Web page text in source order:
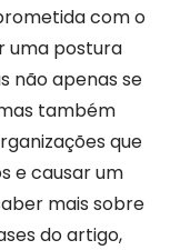
com o
uma postura
não apenas se
também
que
e causar um
mais sobre
do artigo,